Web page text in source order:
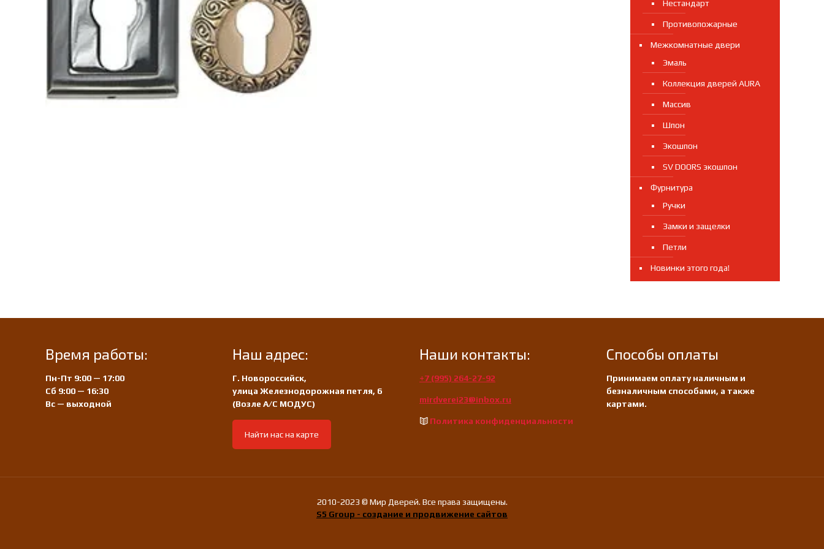
Нестандарт
Противопожарные
Межкомнатные двери
Эмаль
Коллекция дверей AURA
Массив
Шпон
Экошпон
SV DOORS экошпон
Фурнитура
Ручки
Замки и защелки
Петли
Новинки этого года!
Время работы:
Пн-Пт 9:00 — 17:00
Сб 9:00 — 16:30
Вс — выходной
Наш адрес:
Г. Новороссийск,
улица Железнодорожная петля, 6
(Возле А/С МОДУС)
Найти нас на карте
Наши контакты:
+7 (995) 264-27-92
mirdverei23@inbox.ru
Политика конфиденциальности
Способы оплаты
Принимаем оплату наличным и
безналичным способами, а также
картами.
2010-2023 © Мир Дверей. Все права защищены.
S5 Group - создание и продвижение сайтов